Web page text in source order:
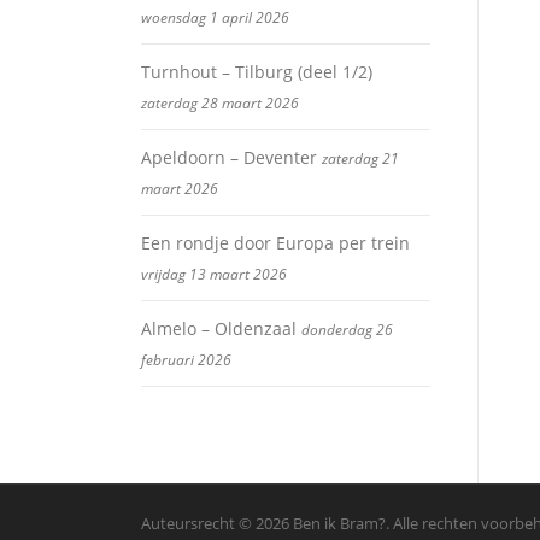
woensdag 1 april 2026
Turnhout – Tilburg (deel 1/2)
zaterdag 28 maart 2026
Apeldoorn – Deventer zaterdag 21
maart 2026
Een rondje door Europa per trein
vrijdag 13 maart 2026
Almelo – Oldenzaal donderdag 26
februari 2026
Auteursrecht © 2026 Ben ik Bram?. Alle rechten